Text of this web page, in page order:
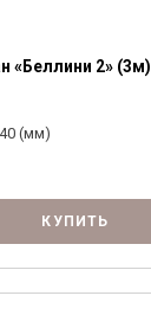
«Беллини 2» (3м)
(мм)
КУПИТЬ